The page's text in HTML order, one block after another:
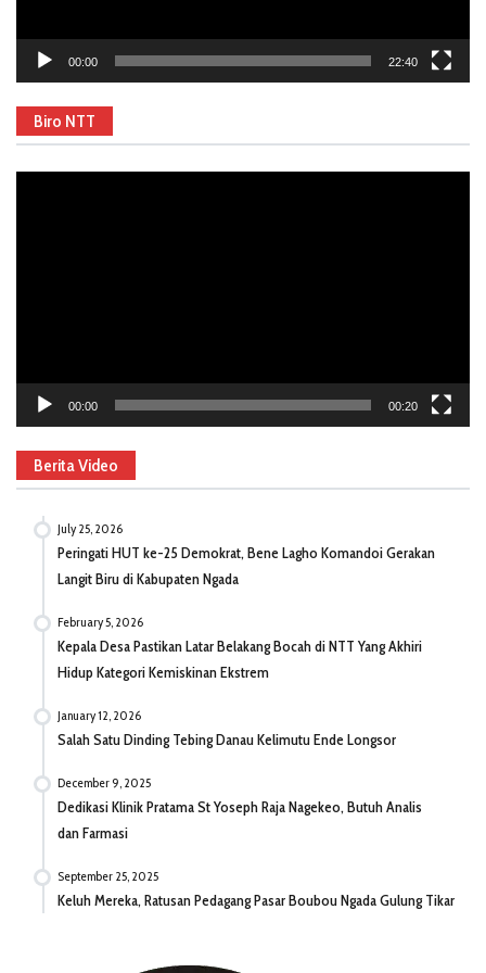
00:00 22:40
Biro NTT
00:00 00:20
Berita Video
July 25, 2026
Peringati HUT ke-25 Demokrat, Bene Lagho Komandoi Gerakan
Langit Biru di Kabupaten Ngada
February 5, 2026
Kepala Desa Pastikan Latar Belakang Bocah di NTT Yang Akhiri
Hidup Kategori Kemiskinan Ekstrem
January 12, 2026
Salah Satu Dinding Tebing Danau Kelimutu Ende Longsor
December 9, 2025
Dedikasi Klinik Pratama St Yoseph Raja Nagekeo, Butuh Analis
dan Farmasi
September 25, 2025
Keluh Mereka, Ratusan Pedagang Pasar Boubou Ngada Gulung Tikar